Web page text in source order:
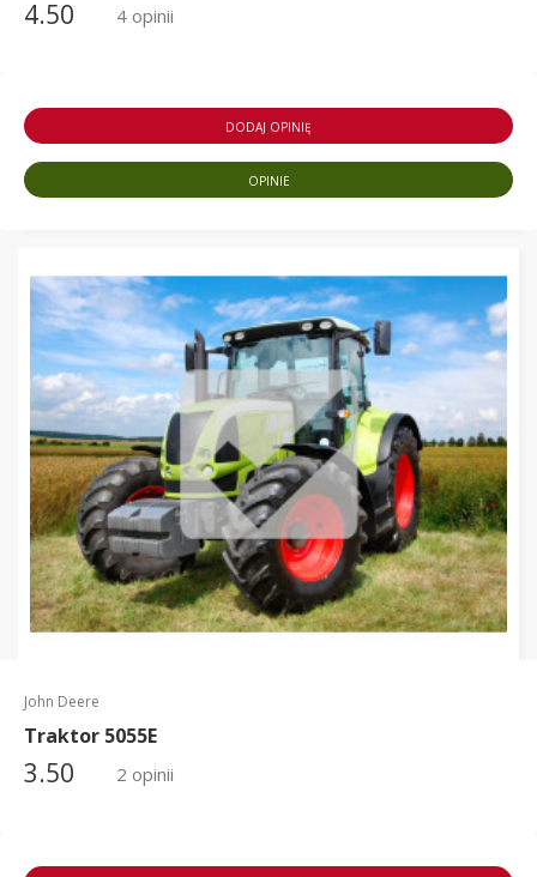
4.50 4 opinii
DODAJ OPINIĘ
OPINIE
John Deere
Traktor 5055E
3.50 2 opinii